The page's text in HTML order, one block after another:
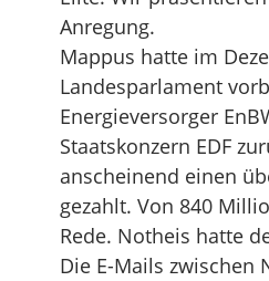
Anregung.
Mappus hatte im
Landesparlament
Energieversorger
Staatskonzern EDF
anscheinend einen
gezahlt. Von 840
Rede. Notheis hatte
Die E-Mails zwischen